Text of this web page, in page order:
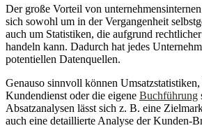
Der große Vorteil von
sich sowohl um in der Vergangenheit
auch um Statistiken, die aufgrund
handeln kann. Dadurch hat jedes
potentiellen Datenquellen.
Genauso sinnvoll können
Kundendienst oder die eigene Buchführung
Absatzanalysen lässt sich z. B. eine
auch eine detaillierte Analyse der Kunden-